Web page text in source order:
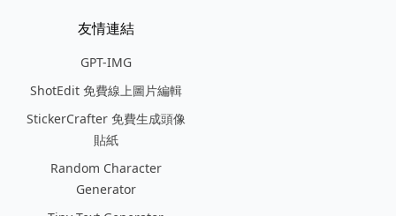
友情連結
GPT-IMG
ShotEdit 免費線上圖片編輯
StickerCrafter 免費生成頭像
貼紙
Random Character
Generator